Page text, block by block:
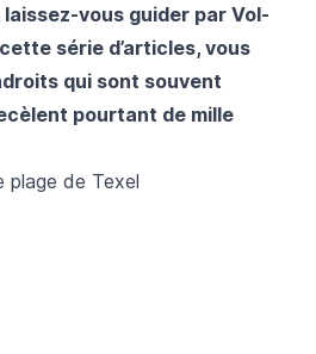
vous guider par Vol-
série d’articles, vous
qui sont souvent
pourtant de mille